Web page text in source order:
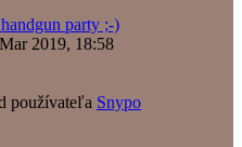
party ;-)
2019, 18:58
používateľa Snypo